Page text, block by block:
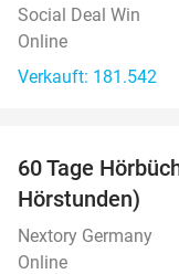
Social Deal Win
Online
Verkauft: 181.542
60 Tage
Hörstunden)
Nextory Germany
Online